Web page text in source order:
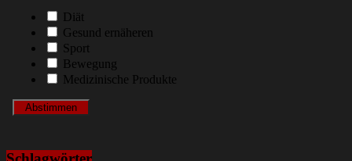
Diät
Gesund ernäheren
Sport
Bewegung
Medizinische Produkte